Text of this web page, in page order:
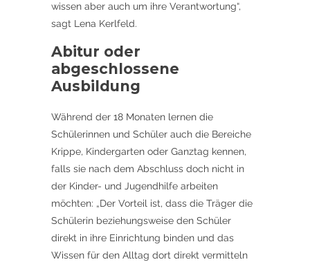
wissen aber auch um ihre Verantwortung“,
sagt Lena Kerlfeld.
Abitur oder
abgeschlossene
Ausbildung
Während der 18 Monaten lernen die
Schülerinnen und Schüler auch die Bereiche
Krippe, Kindergarten oder Ganztag kennen,
falls sie nach dem Abschluss doch nicht in
der Kinder- und Jugendhilfe arbeiten
möchten: „Der Vorteil ist, dass die Träger die
Schülerin beziehungsweise den Schüler
direkt in ihre Einrichtung binden und das
Wissen für den Alltag dort direkt vermitteln